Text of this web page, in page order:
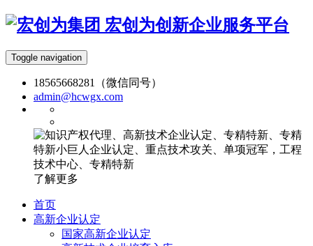
宏创为创新企业服务平台
Toggle navigation
18565668281（微信同号）
admin@hcwgx.com
了解更多
首页
高新企业认定
国家高新企业认定